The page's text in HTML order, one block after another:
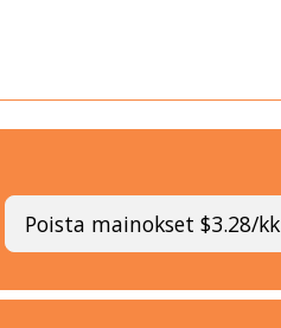
Poista mainokset $3.28/kk